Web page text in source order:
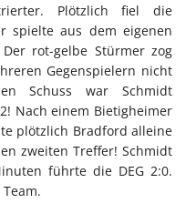
Plötzlich fiel die
spielte aus dem eigenen
rot-gelbe Stürmer zog
Gegenspielern nicht
Schuss war Schmidt
Nach einem Bietigheimer
plötzlich Bradford alleine
zweiten Treffer! Schmidt
führte die DEG 2:0.